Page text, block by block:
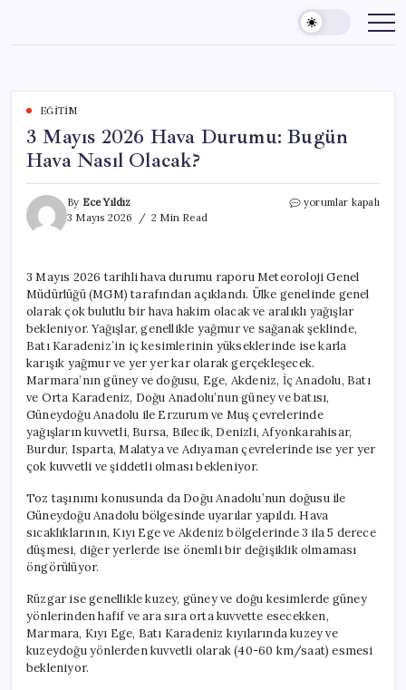
content
EĞITIM
3 Mayıs 2026 Hava Durumu: Bugün
Hava Nasıl Olacak?
By Ece Yıldız
3 Mayıs 2026
2 Min Read
3
Bugün
Hava
Nasıl
Olacak?
için
yorumlar kapalı
3 Mayıs 2026 tarihli hava durumu raporu Meteoroloji Genel
Müdürlüğü (MGM) tarafından açıklandı. Ülke genelinde genel
olarak çok bulutlu bir hava hakim olacak ve aralıklı yağışlar
bekleniyor. Yağışlar, genellikle yağmur ve sağanak şeklinde,
Batı Karadeniz’in iç kesimlerinin yükseklerinde ise karla
karışık yağmur ve yer yer kar olarak gerçekleşecek.
Marmara’nın güney ve doğusu, Ege, Akdeniz, İç Anadolu, Batı
ve Orta Karadeniz, Doğu Anadolu’nun güney ve batısı,
Güneydoğu Anadolu ile Erzurum ve Muş çevrelerinde
yağışların kuvvetli, Bursa, Bilecik, Denizli, Afyonkarahisar,
Burdur, Isparta, Malatya ve Adıyaman çevrelerinde ise yer yer
çok kuvvetli ve şiddetli olması bekleniyor.
Toz taşınımı konusunda da Doğu Anadolu’nun doğusu ile
Güneydoğu Anadolu bölgesinde uyarılar yapıldı. Hava
sıcaklıklarının, Kıyı Ege ve Akdeniz bölgelerinde 3 ila 5 derece
düşmesi, diğer yerlerde ise önemli bir değişiklik olmaması
öngörülüyor.
Rüzgar ise genellikle kuzey, güney ve doğu kesimlerde güney
yönlerinden hafif ve ara sıra orta kuvvette esecekken,
Marmara, Kıyı Ege, Batı Karadeniz kıyılarında kuzey ve
kuzeydoğu yönlerden kuvvetli olarak (40-60 km/saat) esmesi
bekleniyor.